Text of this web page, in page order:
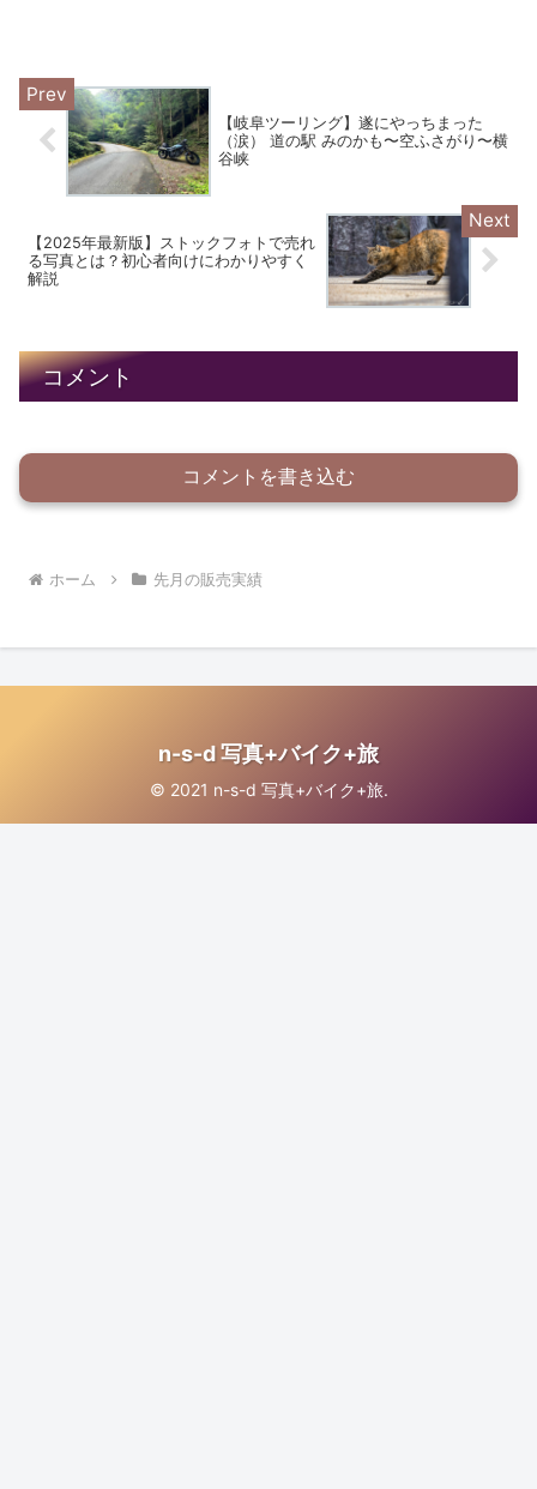
【岐阜ツーリング】遂にやっちまった
（涙） 道の駅 みのかも〜空ふさがり〜横
谷峡
【2025年最新版】ストックフォトで売れ
る写真とは？初心者向けにわかりやすく
解説
コメント
コメントを書き込む
ホーム 先月の販売実績
n-s-d 写真+バイク+旅
© 2021 n-s-d 写真+バイク+旅.